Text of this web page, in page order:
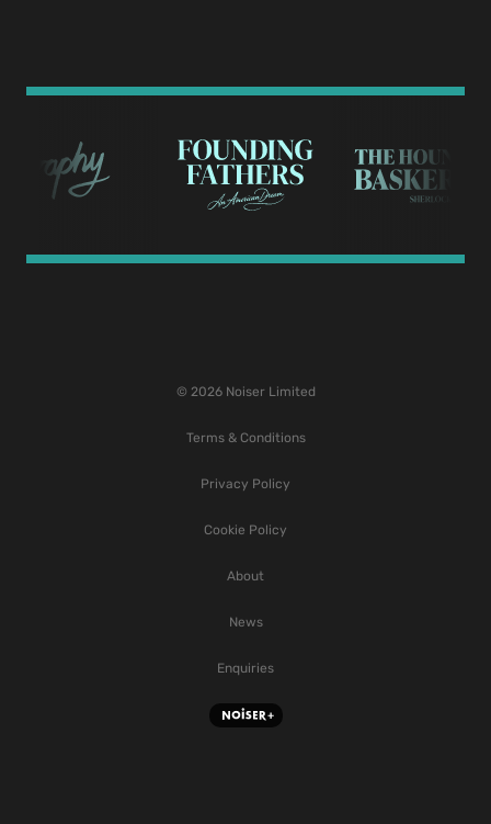
© 2026 Noiser Limited
Terms & Conditions
Privacy Policy
Cookie Policy
About
News
Enquiries